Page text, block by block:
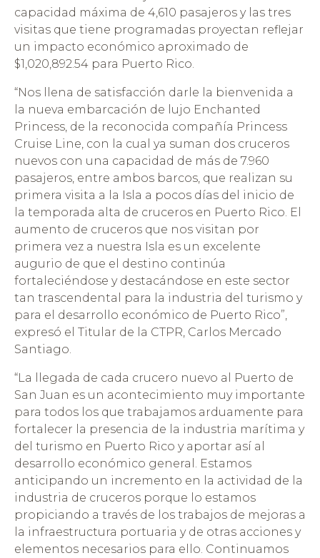
capacidad máxima de 4,610 pasajeros y las tres
visitas que tiene programadas proyectan reflejar
un impacto económico aproximado de
$1,020,892.54 para Puerto Rico.
“Nos llena de satisfacción darle la bienvenida a
la nueva embarcación de lujo Enchanted
Princess, de la reconocida compañía Princess
Cruise Line, con la cual ya suman dos cruceros
nuevos con una capacidad de más de 7.960
pasajeros, entre ambos barcos, que realizan su
primera visita a la Isla a pocos días del inicio de
la temporada alta de cruceros en Puerto Rico. El
aumento de cruceros que nos visitan por
primera vez a nuestra Isla es un excelente
augurio de que el destino continúa
fortaleciéndose y destacándose en este sector
tan trascendental para la industria del turismo y
para el desarrollo económico de Puerto Rico”,
expresó el Titular de la CTPR, Carlos Mercado
Santiago.
“La llegada de cada crucero nuevo al Puerto de
San Juan es un acontecimiento muy importante
para todos los que trabajamos arduamente para
fortalecer la presencia de la industria marítima y
del turismo en Puerto Rico y aportar así al
desarrollo económico general. Estamos
anticipando un incremento en la actividad de la
industria de cruceros porque lo estamos
propiciando a través de los trabajos de mejoras a
la infraestructura portuaria y de otras acciones y
elementos necesarios para ello. Continuamos